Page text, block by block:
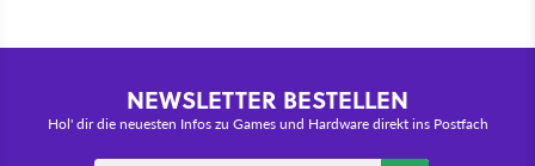
NEWSLETTER BESTELLEN
Hol' dir die neuesten Infos zu Games und Hardware direkt ins Postfach